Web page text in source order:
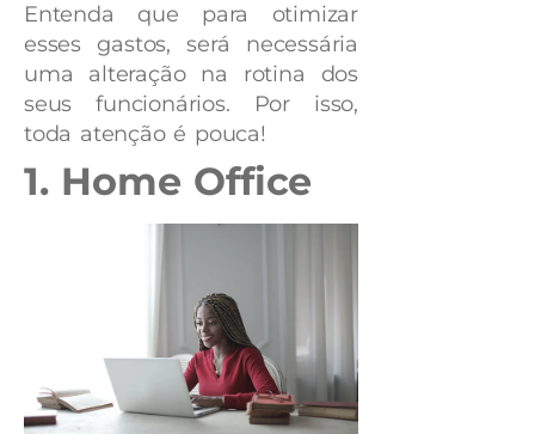
Entenda que para otimizar
esses gastos, será necessária
uma alteração na rotina dos
seus funcionários. Por isso,
toda atenção é pouca!
1. Home Office